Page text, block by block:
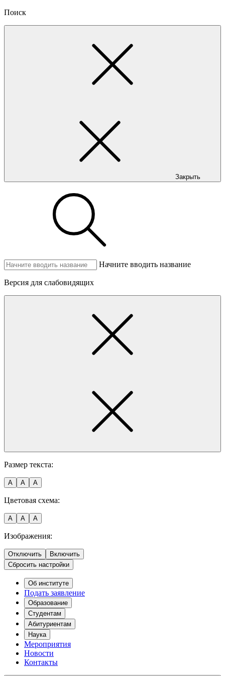
Поиск
Закрыть
Начните вводить название
Версия для слабовидящих
Размер текста:
A A A
Цветовая схема:
A A A
Изображения:
Отключить
Включить
Сбросить настройки
Об институте
Подать заявление
Образование
Студентам
Абитуриентам
Наука
Мероприятия
Новости
Контакты